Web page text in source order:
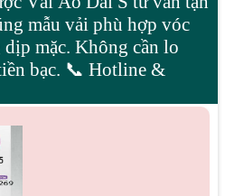
mẫu vải phù hợp vóc
dịp mặc. Không cần lo
bạc. 📞 Hotline &